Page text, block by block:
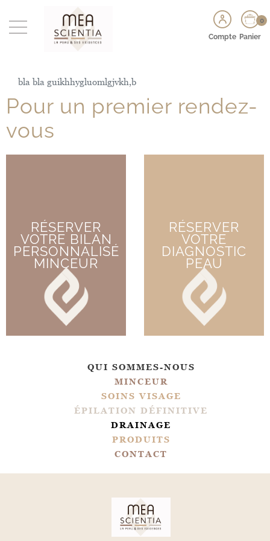
Compte
0
Panier
bla bla guikhhygluomlgjvkh,b
Pour un premier rendez-
vous
RÉSERVER
VOTRE BILAN
PERSONNALISÉ
MINCEUR
RÉSERVER
VOTRE
DIAGNOSTIC
PEAU
QUI SOMMES-NOUS
MINCEUR
SOINS VISAGE
ÉPILATION DÉFINITIVE
DRAINAGE
PRODUITS
CONTACT